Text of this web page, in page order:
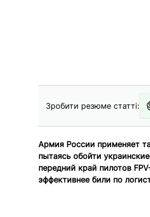
Зробити резюме статті:
Армия России применяет
пытаясь обойти
передний край пилотов
эффективнее били по